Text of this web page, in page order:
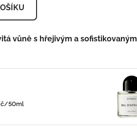
vůně s hřejivým a sofistikovaným
50ml